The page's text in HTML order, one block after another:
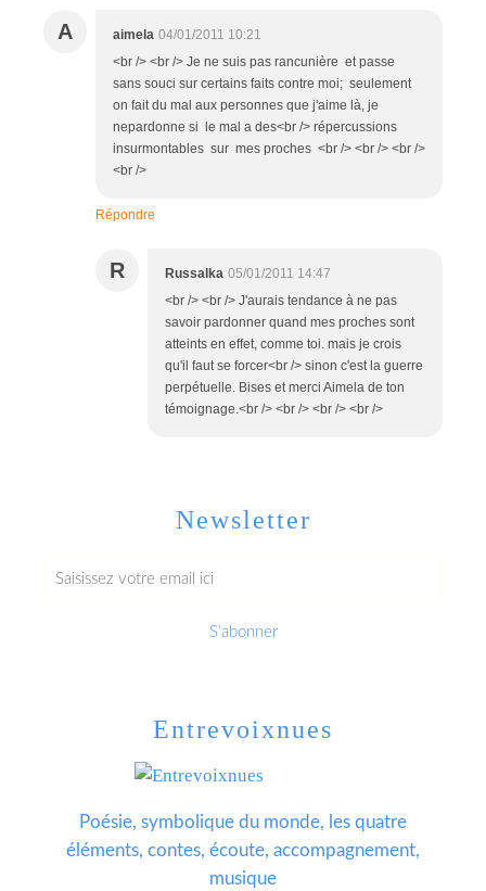
A aimela 04/01/2011 10:21
<br /> <br /> Je ne suis pas rancunière et passe
sans souci sur certains faits contre moi; seulement
on fait du mal aux personnes que j'aime là, je
nepardonne si le mal a des<br /> répercussions
insurmontables sur mes proches <br /> <br /> <br />
<br />
Répondre
R Russalka 05/01/2011 14:47
<br /> <br /> J'aurais tendance à ne pas
savoir pardonner quand mes proches sont
atteints en effet, comme toi. mais je crois
qu'il faut se forcer<br /> sinon c'est la guerre
perpétuelle. Bises et merci Aimela de ton
témoignage.<br /> <br /> <br /> <br />
Newsletter
Entrevoixnues
Poésie, symbolique du monde, les quatre
éléments, contes, écoute, accompagnement,
musique